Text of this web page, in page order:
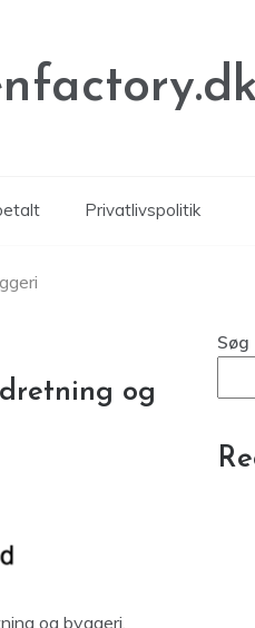
Privatlivspolitik
og
og byggeri.
Søg